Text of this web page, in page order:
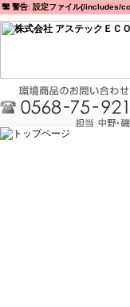
警告: 設定ファイル(/includes/